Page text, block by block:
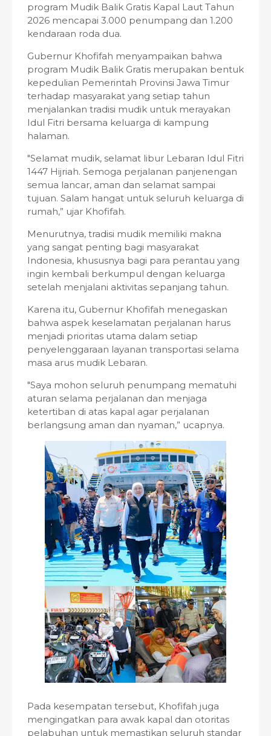
program Mudik Balik Gratis Kapal Laut Tahun
2026 mencapai 3.000 penumpang dan 1.200
kendaraan roda dua.
Gubernur Khofifah menyampaikan bahwa
program Mudik Balik Gratis merupakan bentuk
kepedulian Pemerintah Provinsi Jawa Timur
terhadap masyarakat yang setiap tahun
menjalankan tradisi mudik untuk merayakan
Idul Fitri bersama keluarga di kampung
halaman.
"Selamat mudik, selamat libur Lebaran Idul Fitri
1447 Hijriah. Semoga perjalanan panjenengan
semua lancar, aman dan selamat sampai
tujuan. Salam hangat untuk seluruh keluarga di
rumah,” ujar Khofifah.
Menurutnya, tradisi mudik memiliki makna
yang sangat penting bagi masyarakat
Indonesia, khususnya bagi para perantau yang
ingin kembali berkumpul dengan keluarga
setelah menjalani aktivitas sepanjang tahun.
Karena itu, Gubernur Khofifah menegaskan
bahwa aspek keselamatan perjalanan harus
menjadi prioritas utama dalam setiap
penyelenggaraan layanan transportasi selama
masa arus mudik Lebaran.
"Saya mohon seluruh penumpang mematuhi
aturan selama perjalanan dan menjaga
ketertiban di atas kapal agar perjalanan
berlangsung aman dan nyaman,” ucapnya.
Pada kesempatan tersebut, Khofifah juga
mengingatkan para awak kapal dan otoritas
pelabuhan untuk memastikan seluruh standar